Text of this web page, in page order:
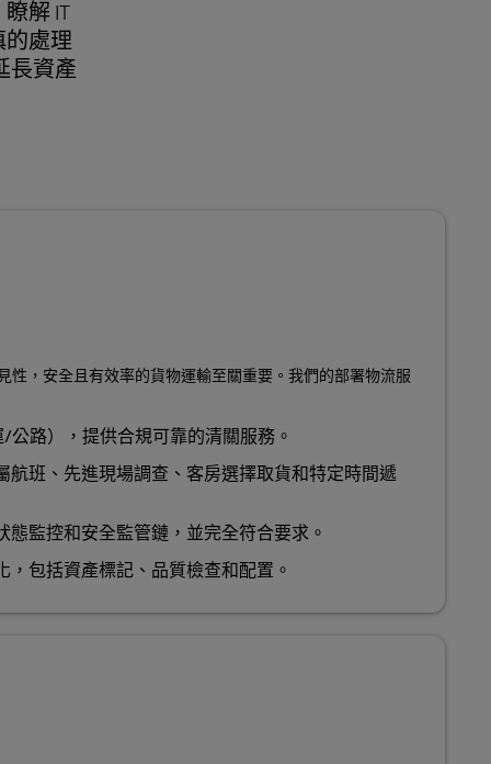
解 IT
的處理
長資產
性，安全且有效率的貨物運輸至關重要。我們的部署物流服
路），提供合規可靠的清關服務。
航班、先進現場調查、客房選擇取貨和特定時間遞
態監控和安全監管鏈，並完全符合要求。
，包括資產標記、品質檢查和配置。